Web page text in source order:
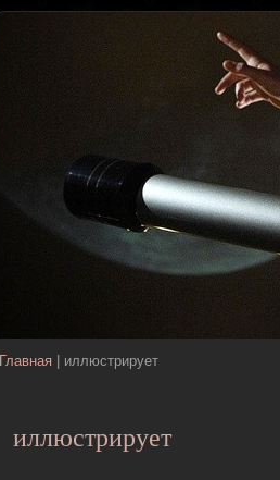
Главная | иллюстрирует
иллюстрирует